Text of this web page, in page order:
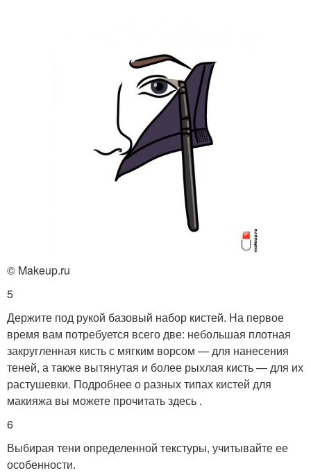
© Makeup.ru
5
Держите под рукой базовый набор кистей. На первое
время вам потребуется всего две: небольшая плотная
закругленная кисть с мягким ворсом — для нанесения
теней, а также вытянутая и более рыхлая кисть — для их
растушевки. Подробнее о разных типах кистей для
макияжа вы можете прочитать здесь .
6
Выбирая тени определенной текстуры, учитывайте ее
особенности.